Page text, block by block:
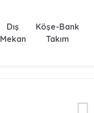
Dış
Mekan
Köşe-Bank
Takım